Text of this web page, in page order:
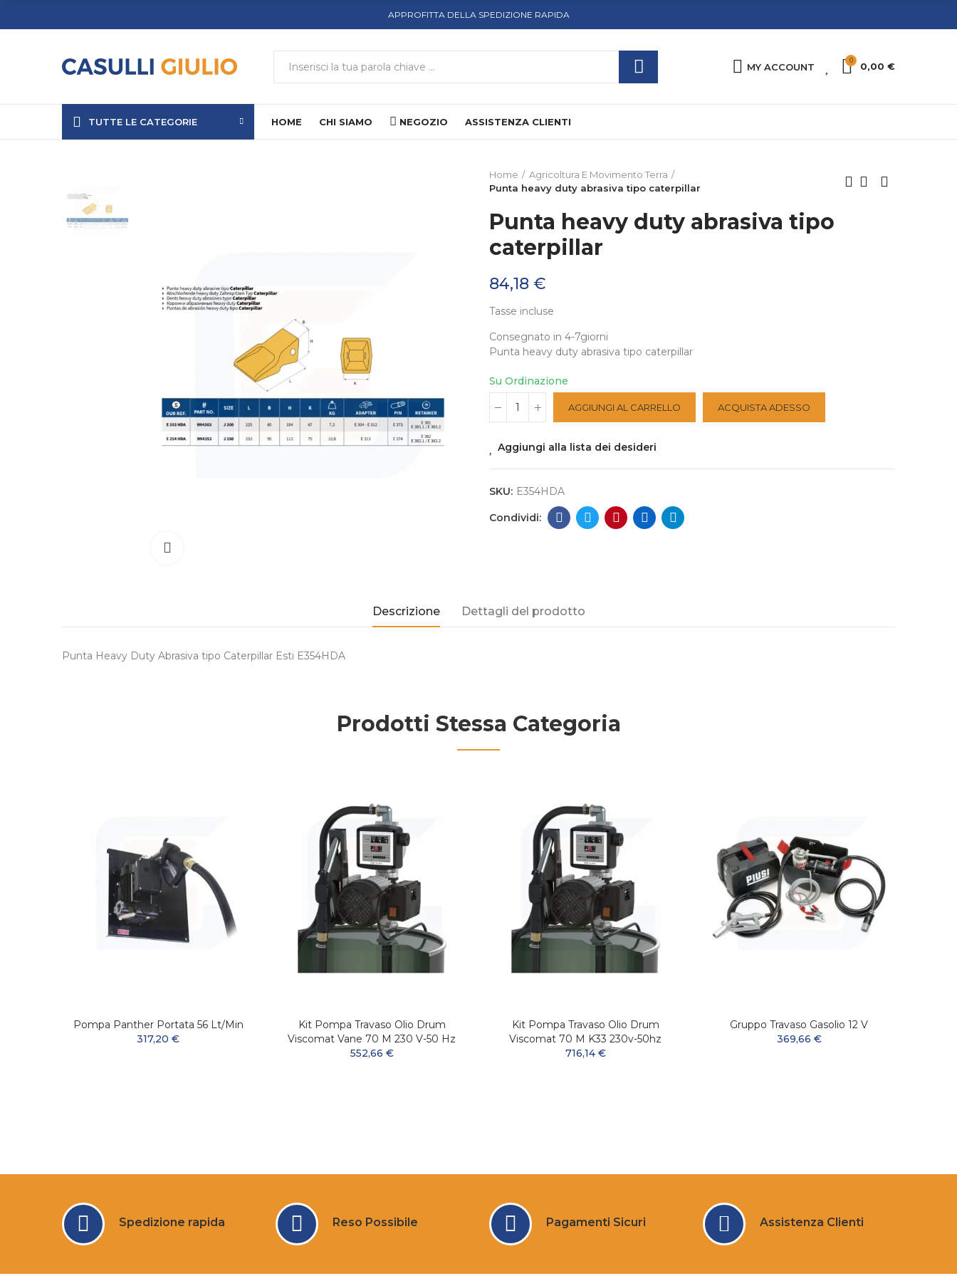
APPROFITTA DELLA SPEDIZIONE RAPIDA
MY ACCOUNT
0
0,00 €
TUTTE LE CATEGORIE HOME CHI SIAMO NEGOZIO ASSISTENZA CLIENTI
Home
Agricoltura E Movimento Terra
Punta heavy duty abrasiva tipo caterpillar
Punta heavy duty abrasiva tipo
caterpillar
84,18 €
Tasse incluse
Consegnato in 4-7giorni
Punta heavy duty abrasiva tipo caterpillar
Su Ordinazione
AGGIUNGI AL CARRELLO ACQUISTA ADESSO
Aggiungi alla lista dei desideri
SKU: E354HDA
Descrizione Dettagli del prodotto
Punta Heavy Duty Abrasiva tipo Caterpillar Esti E354HDA
Prodotti Stessa Categoria
Pompa Panther Portata 56 Lt/min
317,20 €
Kit Pompa Travaso Olio Drum
Viscomat Vane 70 M 230 V-50 Hz
552,66 €
Kit Pompa Travaso Olio Drum
Viscomat 70 M K33 230v-50hz
716,14 €
Gruppo Travaso Gasolio 12 V
369,66 €
Spedizione rapida Reso Possibile Pagamenti Sicuri Assistenza Clienti